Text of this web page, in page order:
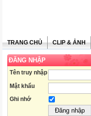
TRANG CHỦ CLIP & ẢNH
ĐĂNG NHẬP
Tên truy nhập
Mật khẩu
Ghi nhớ